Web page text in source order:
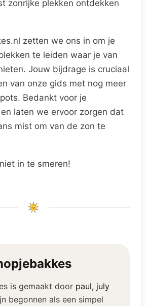
zonrijke plekken ontdekken
zetten we ons in om je
te leiden waar je van
Jouw bijdrage is cruciaal
van onze gids met nog meer
Bedankt voor je
laten we ervoor zorgen dat
mist om van de zon te
in te smeren!
is gemaakt door paul, july
begonnen als een simpel